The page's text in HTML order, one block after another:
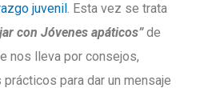
juvenil. Esta vez se trata
con Jóvenes apáticos”de
nos lleva por consejos,
para dar un mensaje